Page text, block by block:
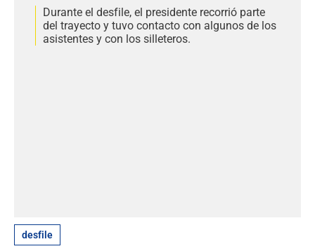
Durante el desfile, el presidente recorrió parte
del trayecto y tuvo contacto con algunos de los
asistentes y con los silleteros.
desfile